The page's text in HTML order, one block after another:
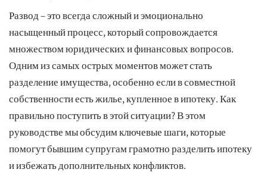
Развод – это всегда сложный и эмоционально
насыщенный процесс, который сопровождается
множеством юридических и финансовых вопросов.
Одним из самых острых моментов может стать
разделение имущества, особенно если в совместной
собственности есть жилье, купленное в ипотеку. Как
правильно поступить в этой ситуации? В этом
руководстве мы обсудим ключевые шаги, которые
помогут бывшим супругам грамотно разделить ипотеку
и избежать дополнительных конфликтов.